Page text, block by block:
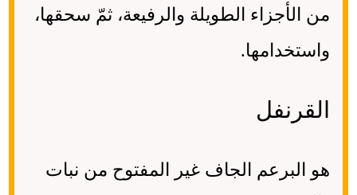
من الأجزاء الطويلة والرفيعة، ثمّ سحقها،
واستخدامها.
القرنفل
هو البرعم الجاف غير المفتوح من نبات